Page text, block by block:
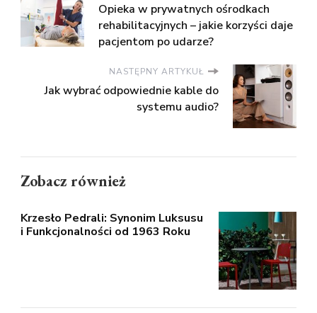
Opieka w prywatnych ośrodkach
rehabilitacyjnych – jakie korzyści daje
pacjentom po udarze?
NASTĘPNY ARTYKUŁ
Jak wybrać odpowiednie kable do
systemu audio?
Zobacz również
Krzesło Pedrali: Synonim Luksusu
i Funkcjonalności od 1963 Roku